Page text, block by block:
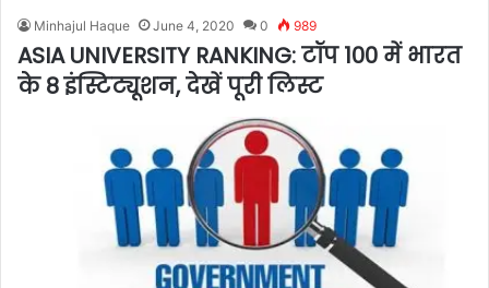
Minhajul Haque June 4, 2020 0 989
ASIA UNIVERSITY RANKING: टॉप 100 में भारत
के 8 इंस्टिट्यूशन, देखें पूरी लिस्ट